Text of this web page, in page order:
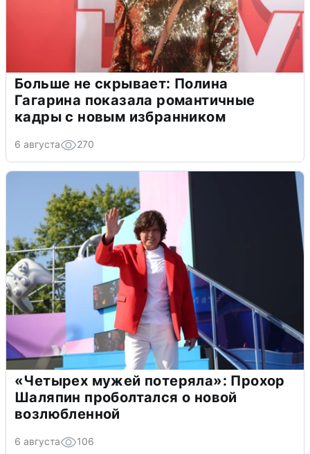
Больше не скрывает: Полина
Гагарина показала романтичные
кадры с новым избранником
6 августа 270
«Четырех мужей потеряла»: Прохор
Шаляпин проболтался о новой
возлюбленной
6 августа 106